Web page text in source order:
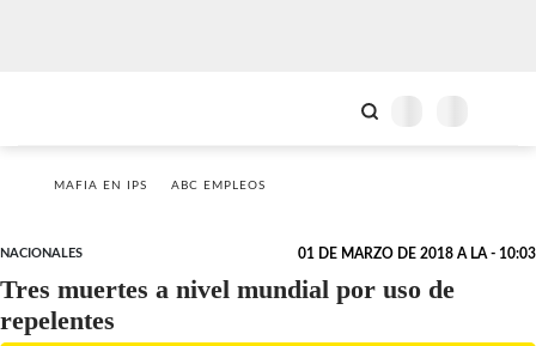
MAFIA EN IPS ABC EMPLEOS
NACIONALES 01 DE MARZO DE 2018 A LA - 10:03
Tres muertes a nivel mundial por uso de
repelentes